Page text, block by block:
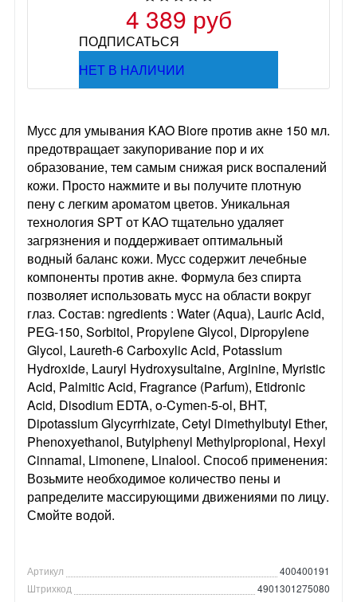
4 389 руб
ПОДПИСАТЬСЯ
НЕТ В НАЛИЧИИ
Мусс для умывания KAO Biore против акне 150 мл.
предотвращает закупоривание пор и их
образование, тем самым снижая риск воспалений
кожи. Просто нажмите и вы получите плотную
пену с легким ароматом цветов. Уникальная
технология SPT от KAO тщательно удаляет
загрязнения и поддерживает оптимальный
водный баланс кожи. Мусс содержит лечебные
компоненты против акне. Формула без спирта
позволяет использовать мусс на области вокруг
глаз. Состав: ngredients : Water (Aqua), Lauric Acid,
PEG-150, Sorbitol, Propylene Glycol, Dipropylene
Glycol, Laureth-6 Carboxylic Acid, Potassium
Hydroxide, Lauryl Hydroxysultaine, Arginine, Myristic
Acid, Palmitic Acid, Fragrance (Parfum), Etidronic
Acid, Disodium EDTA, o-Cymen-5-ol, BHT,
Dipotassium Glycyrrhizate, Cetyl Dimethylbutyl Ether,
Phenoxyethanol, Butylphenyl Methylpropional, Hexyl
Cinnamal, Limonene, Linalool. Способ применения:
Возьмите необходимое количество пены и
рапределите массирующими движениями по лицу.
Смойте водой.
Артикул
400400191
Штрихкод
4901301275080